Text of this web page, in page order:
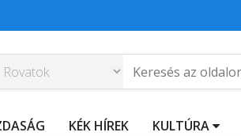
KÉK HÍREK KULTÚRA